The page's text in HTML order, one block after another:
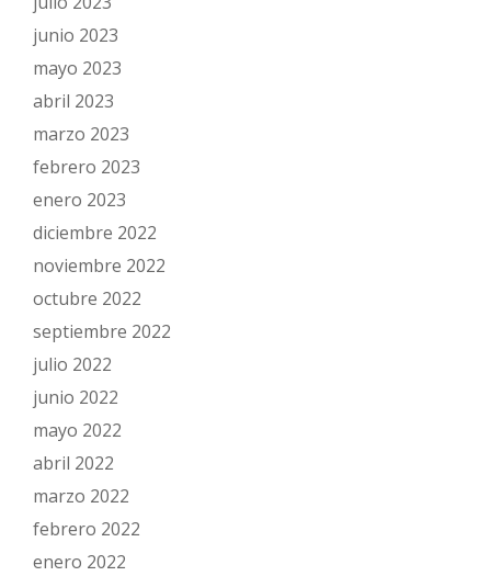
junio 2023
mayo 2023
abril 2023
marzo 2023
febrero 2023
enero 2023
diciembre 2022
noviembre 2022
octubre 2022
septiembre 2022
julio 2022
junio 2022
mayo 2022
abril 2022
marzo 2022
febrero 2022
enero 2022